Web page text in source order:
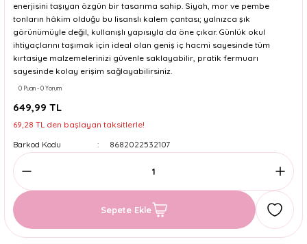
enerjisini taşıyan özgün bir tasarıma sahip. Siyah, mor ve pembe
tonların hâkim olduğu bu lisanslı kalem çantası; yalnızca şık
görünümüyle değil, kullanışlı yapısıyla da öne çıkar. Günlük okul
ihtiyaçlarını taşımak için ideal olan geniş iç hacmi sayesinde tüm
kırtasiye malzemelerinizi güvenle saklayabilir, pratik fermuarı
sayesinde kolay erişim sağlayabilirsiniz.
0 Puan - 0 Yorum
649,99 TL
69,28 TL den başlayan taksitlerle!
Barkod Kodu
8682022532107
Sepete Ekle